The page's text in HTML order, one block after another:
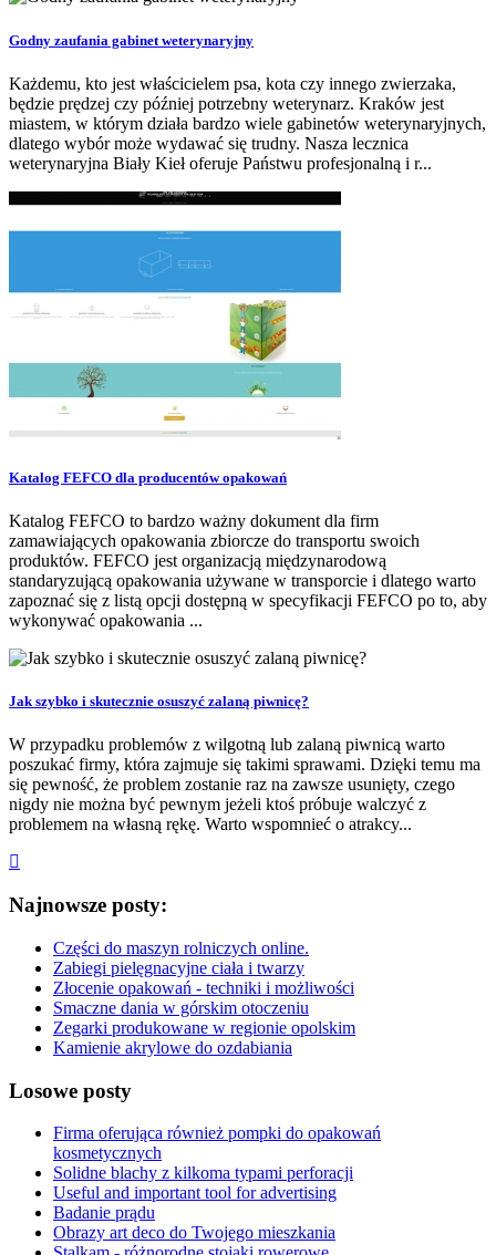
Godny zaufania gabinet weterynaryjny
Każdemu, kto jest właścicielem psa, kota czy innego zwierzaka,
będzie prędzej czy później potrzebny weterynarz. Kraków jest
miastem, w którym działa bardzo wiele gabinetów weterynaryjnych,
dlatego wybór może wydawać się trudny. Nasza lecznica
weterynaryjna Biały Kieł oferuje Państwu profesjonalną i r...
Katalog FEFCO dla producentów opakowań
Katalog FEFCO to bardzo ważny dokument dla firm
zamawiających opakowania zbiorcze do transportu swoich
produktów. FEFCO jest organizacją międzynarodową
standaryzującą opakowania używane w transporcie i dlatego warto
zapoznać się z listą opcji dostępną w specyfikacji FEFCO po to, aby
wykonywać opakowania ...
Jak szybko i skutecznie osuszyć zalaną piwnicę?
W przypadku problemów z wilgotną lub zalaną piwnicą warto
poszukać firmy, która zajmuje się takimi sprawami. Dzięki temu ma
się pewność, że problem zostanie raz na zawsze usunięty, czego
nigdy nie można być pewnym jeżeli ktoś próbuje walczyć z
problemem na własną rękę. Warto wspomnieć o atrakcy...
Najnowsze posty:
Części do maszyn rolniczych online.
Zabiegi pielęgnacyjne ciała i twarzy
Złocenie opakowań - techniki i możliwości
Smaczne dania w górskim otoczeniu
Zegarki produkowane w regionie opolskim
Kamienie akrylowe do ozdabiania
Losowe posty
Firma oferująca również pompki do opakowań
kosmetycznych
Solidne blachy z kilkoma typami perforacji
Useful and important tool for advertising
Badanie prądu
Obrazy art deco do Twojego mieszkania